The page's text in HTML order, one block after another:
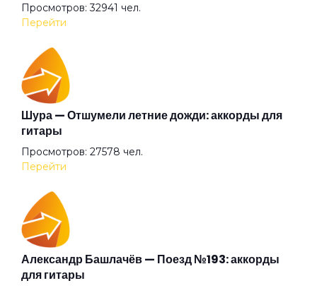
Плакун-трава
Подводная лодка
Помнишь
После тухлого дня
Привет
Про котёнка
Просмотров: 32941 чел.
Перейти
Шура — Отшумели летние дожди: аккорды для
гитары
Просмотров: 27578 чел.
Перейти
Александр Башлачёв — Поезд №193: аккорды
для гитары